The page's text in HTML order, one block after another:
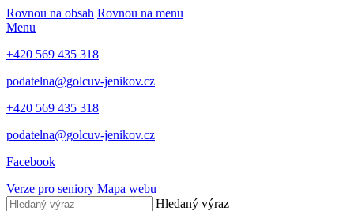
Rovnou na obsah Rovnou na menu
Menu
+420 569 435 318
podatelna@golcuv-jenikov.cz
+420 569 435 318
podatelna@golcuv-jenikov.cz
Facebook
Verze pro seniory Mapa webu
Hledaný výraz